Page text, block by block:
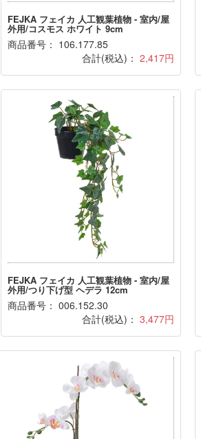
FEJKA フェイカ 人工観葉植物 - 室内/屋
外用/コスモス ホワイト 9cm
商品番号： 106.177.85
合計(税込)：2,417円
FEJKA フェイカ 人工観葉植物 - 室内/屋
外用/つり下げ型 ヘデラ 12cm
商品番号： 006.152.30
合計(税込)：3,477円